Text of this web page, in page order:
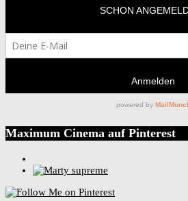
Maximum Cinema auf Pinterest